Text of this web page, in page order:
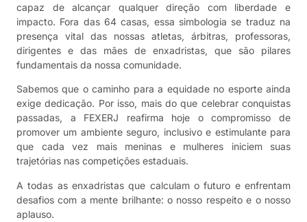
capaz de alcançar qualquer direção com liberdade e
impacto. Fora das 64 casas, essa simbologia se traduz na
presença vital das nossas atletas, árbitras, professoras,
dirigentes e das mães de enxadristas, que são pilares
fundamentais da nossa comunidade.
Sabemos que o caminho para a equidade no esporte ainda
exige dedicação. Por isso, mais do que celebrar conquistas
passadas, a FEXERJ reafirma hoje o compromisso de
promover um ambiente seguro, inclusivo e estimulante para
que cada vez mais meninas e mulheres iniciem suas
trajetórias nas competições estaduais.
A todas as enxadristas que calculam o futuro e enfrentam
desafios com a mente brilhante: o nosso respeito e o nosso
aplauso.